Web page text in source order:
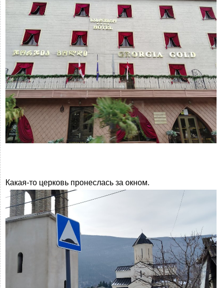
Какая-то церковь пронеслась за окном.